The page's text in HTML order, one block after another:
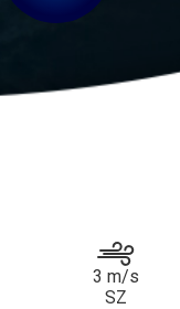
3 m/s
SZ